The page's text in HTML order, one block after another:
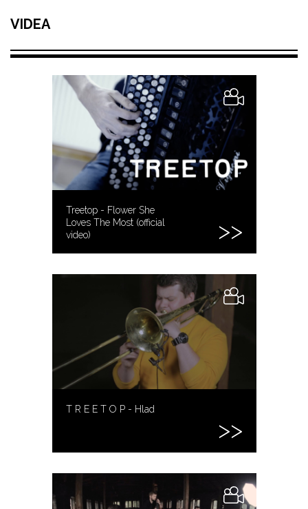
VIDEA
Treetop - Flower She
Loves The Most (official
video)
T R E E T O P - Hlad